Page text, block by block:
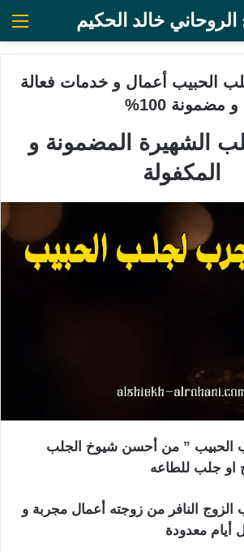
الروحاني خالد الحكيم
الحبيب أعمال و خدمات فعالة
و مضمونة 100%
الشهيرة المضمونة و
المكفولة
الحبيب ” من أحسن شيوخ الجلب
او جلب للطاعه
النافر من زوجته أعمال مجربة و
أيام معدودة